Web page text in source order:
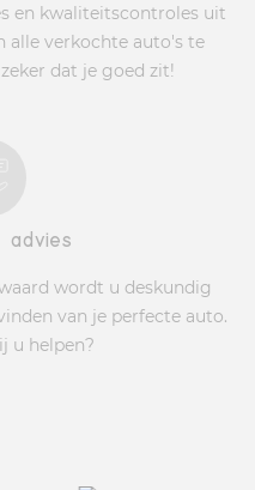
en kwaliteitscontroles uit
alle verkochte auto's te
dat je goed zit!
advies
wordt u deskundig
van je perfecte auto.
u helpen?